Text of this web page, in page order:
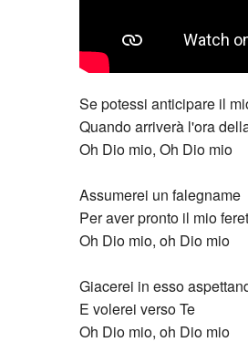
Se potessi anticipare il
Quando arriverà l'ora
Oh Dio mio, Oh Dio mio
Assumerei un falegname
Per aver pronto il mio
Oh Dio mio, oh Dio mio
Giacerei in esso
E volerei verso Te
Oh Dio mio, oh Dio mio